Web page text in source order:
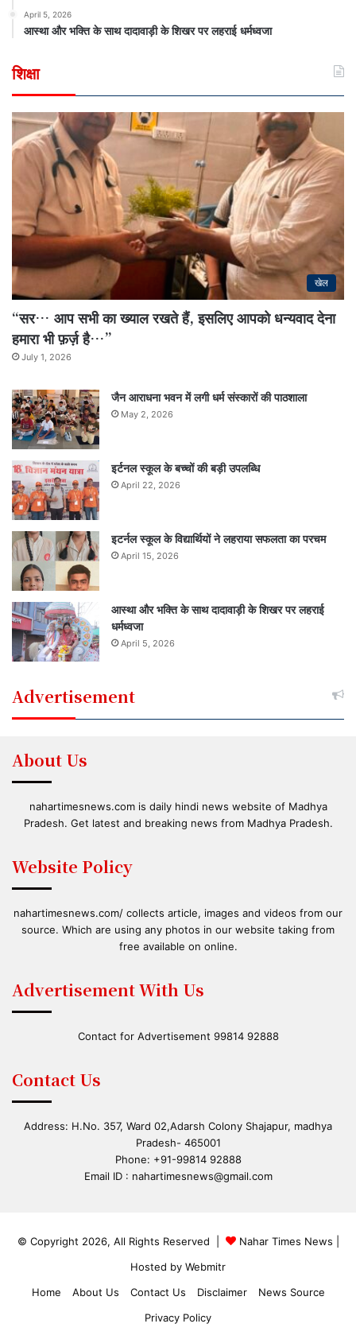
April 5, 2026
आस्था और भक्ति के साथ दादावाड़ी के शिखर पर लहराई धर्मध्वजा
शिक्षा
खेल
“सर… आप सभी का ख्याल रखते हैं, इसलिए आपको धन्यवाद देना
हमारा भी फ़र्ज़ है…”
July 1, 2026
जैन आराधना भवन में लगी धर्म संस्कारों की पाठशाला
May 2, 2026
इर्टनल स्कूल के बच्चों की बड़ी उपलब्धि
April 22, 2026
इटर्नल स्कूल के विद्यार्थियों ने लहराया सफलता का परचम
April 15, 2026
आस्था और भक्ति के साथ दादावाड़ी के शिखर पर लहराई
धर्मध्वजा
April 5, 2026
Advertisement
About Us
nahartimesnews.com is daily hindi news website of Madhya
Pradesh. Get latest and breaking news from Madhya Pradesh.
Website Policy
nahartimesnews.com/ collects article, images and videos from our
source. Which are using any photos in our website taking from
free available on online.
Advertisement With Us
Contact for Advertisement 99814 92888
Contact Us
Address: H.No. 357, Ward 02,Adarsh Colony Shajapur, madhya
Pradesh- 465001
Phone: +91-99814 92888
Email ID : nahartimesnews@gmail.com
© Copyright 2026, All Rights Reserved | Nahar Times News
Hosted by Webmitr
Home
About Us Contact Us Disclaimer
News Source
Privacy Policy